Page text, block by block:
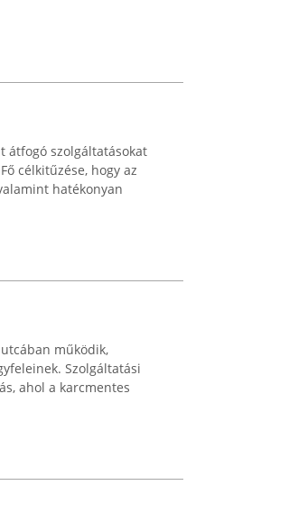
átfogó szolgáltatásokat
célkitűzése, hogy az
hatékonyan
működik,
Szolgáltatási
ahol a karcmentes